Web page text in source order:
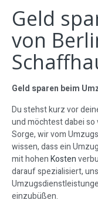
Geld
von
Geld sparen beim
Du stehst kurz vor
und möchtest dabei so
Sorge, wir vom
wissen, dass ein
mit hohenKosten
darauf spezialisiert,
einzubüßen.